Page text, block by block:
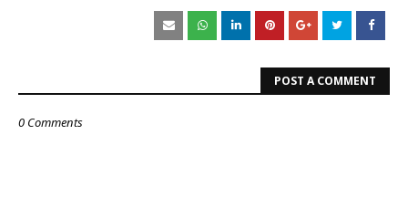
POST A COMMENT
0 Comments